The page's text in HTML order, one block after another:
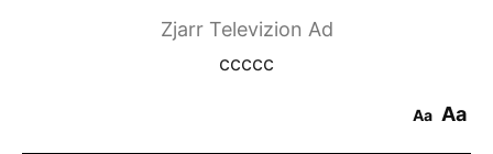
Zjarr Televizion Ad
ccccc
Aa Aa